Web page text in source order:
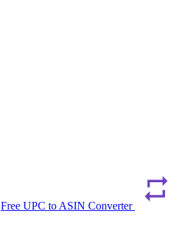
Free UPC to ASIN Converter